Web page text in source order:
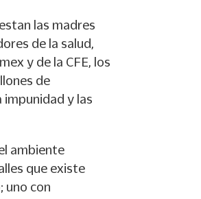
las madres
de la salud,
y de la CFE, los
de
impunidad y las
ambiente
que existe
uno con